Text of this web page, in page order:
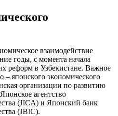
взаимодействие
годы, с момента начала
реформ в Узбекистане. Важное
– японского экономического
организации по развитию
агентство
(JICA) и Японский банк
(JBIC).